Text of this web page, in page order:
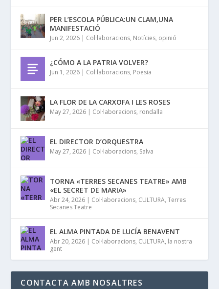
PER L’ESCOLA PÚBLICA:UN CLAM,UNA
MANIFESTACIÓ
Jun 2, 2026 | Col·laboracions, Notícies, opinió
¿CÓMO A LA PATRIA VOLVER?
Jun 1, 2026 | Col·laboracions, Poesia
LA FLOR DE LA CARXOFA I LES ROSES
May 27, 2026 | Col·laboracions, rondalla
EL DIRECTOR D’ORQUESTRA
May 27, 2026 | Col·laboracions, Salva
TORNA «TERRES SECANES TEATRE» AMB
«EL SECRET DE MARIA»
Abr 24, 2026 | Col·laboracions, CULTURA,Terres
Secanes Teatre
EL ALMA PINTADA DE LUCÍA BENAVENT
Abr 20, 2026 | Col·laboracions, CULTURA, la nostra
gent
CONTACTA AMB NOSALTRES